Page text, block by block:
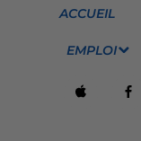
ACCUEIL
EMPLOI